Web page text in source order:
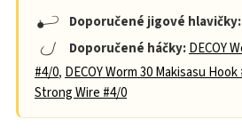
Doporučené jigové hlavičky:
Doporučené háčky:DECOY
#4/0, DECOY Worm 30 Makisasu
Strong Wire #4/0